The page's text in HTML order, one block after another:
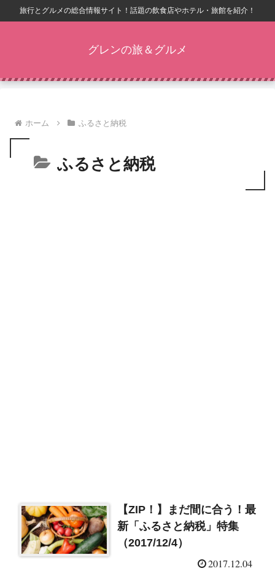
旅行とグルメの総合情報サイト！話題の飲食店やホテル・旅館を紹介！
グレンの旅＆グルメ
ホーム ふるさと納税
ふるさと納税
【ZIP！】まだ間に合う！最
新「ふるさと納税」特集
（2017/12/4）
2017.12.04